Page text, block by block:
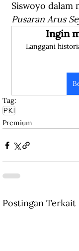
Siswoyo dalam
Pusaran Arus
Ingin
Langgani
Tag:
PKI
Premium
Postingan Terkait